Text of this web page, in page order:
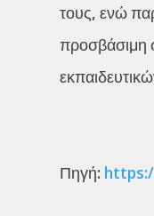
τους, ενώ
προσβάσιμη
Πηγή: